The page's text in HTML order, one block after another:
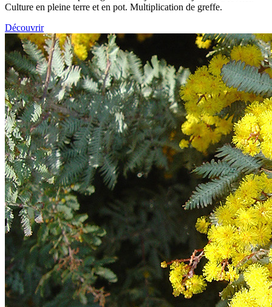
Culture en pleine terre et en pot. Multiplication de greffe.
Découvrir